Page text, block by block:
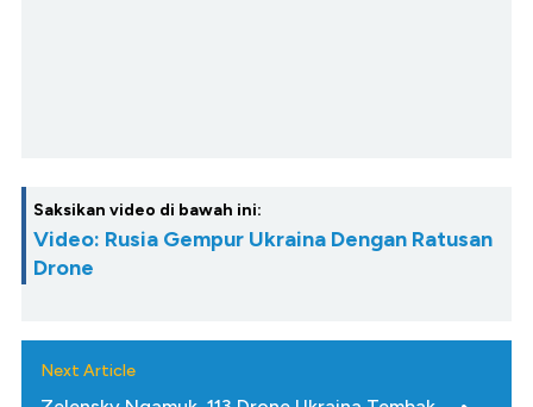
Saksikan video di bawah ini:
Video: Rusia Gempur Ukraina Dengan Ratusan
Drone
Next Article